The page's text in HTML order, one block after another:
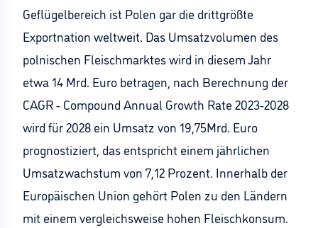
Geflügelbereich ist Polen gar die drittgrößte
Exportnation weltweit. Das Umsatzvolumen des
polnischen Fleischmarktes wird in diesem Jahr
etwa 14 Mrd. Euro betragen, nach Berechnung der
CAGR - Compound Annual Growth Rate 2023-2028
wird für 2028 ein Umsatz von 19,75Mrd. Euro
prognostiziert, das entspricht einem jährlichen
Umsatzwachstum von 7,12 Prozent. Innerhalb der
Europäischen Union gehört Polen zu den Ländern
mit einem vergleichsweise hohen Fleischkonsum.